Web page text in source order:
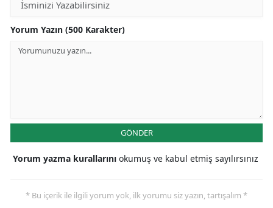
Yorum Yazın (500 Karakter)
GÖNDER
Yorum yazma kurallarını okumuş ve kabul etmiş sayılırsınız
* Bu içerik ile ilgili yorum yok, ilk yorumu siz yazın, tartışalım *